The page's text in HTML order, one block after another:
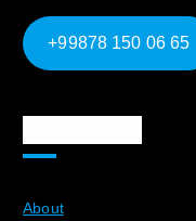
+99878 150 06 65
About